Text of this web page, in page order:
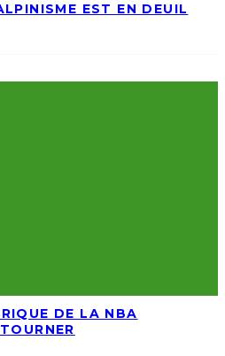
EST EN DEUIL
DE LA NBA